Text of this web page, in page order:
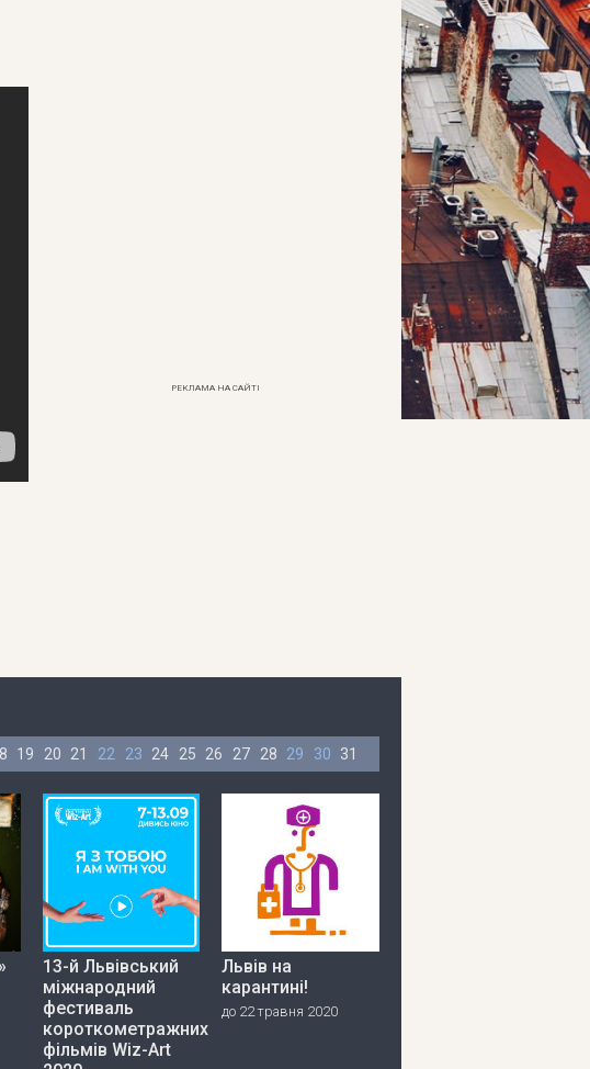
РЕКЛАМА НА САЙТІ
19 20 21 22 23 24 25 26 27 28 29 30 31
13-й Львівський
міжнародний
фестиваль
короткометражних
фільмів Wiz-Art
Львів на
карантині!
до 22 травня 2020